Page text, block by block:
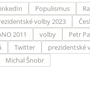
Populismus
volby 2023
2011 volby
Petr
Twitter
prezidentské
Michal Šnobr